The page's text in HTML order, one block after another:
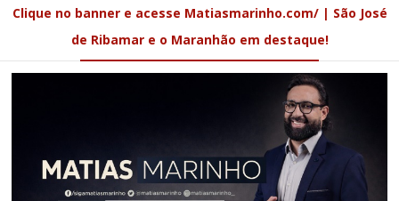
Clique no banner e acesse Matiasmarinho.com/ | São José
de Ribamar e o Maranhão em destaque!